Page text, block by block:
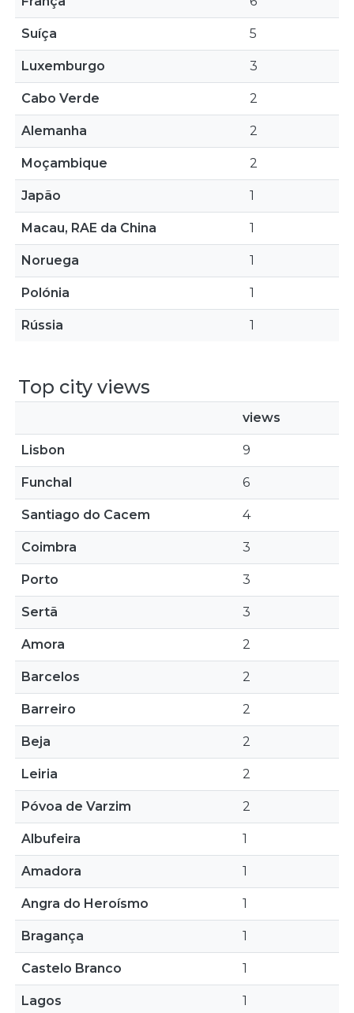
Suíça 5
Luxemburgo 3
Cabo Verde 2
Alemanha 2
Moçambique 2
Japão 1
Macau, RAE da China 1
Noruega 1
Polónia 1
Rússia 1
Top city views
views
Lisbon 9
Funchal 6
Santiago do Cacem 4
Coimbra 3
Porto 3
Sertã 3
Amora 2
Barcelos 2
Barreiro 2
Beja 2
Leiria 2
Póvoa de Varzim 2
Albufeira 1
Amadora 1
Angra do Heroísmo 1
Bragança 1
Castelo Branco 1
Lagos 1